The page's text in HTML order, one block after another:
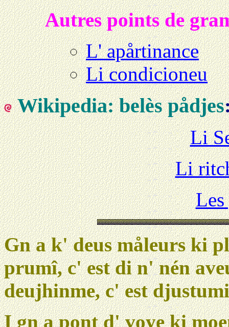
Autres points de
L' apårtinance
Li condicioneu
Wikipedia: belès pådjes
Li
Li
Les
Gn a k' deus måleurs ki
prumî, c' est di n' nén
deujhinme, c' est
I gn a pont d' voye ki